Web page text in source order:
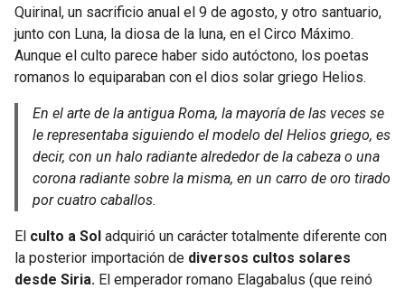
Quirinal, un sacrificio anual el 9 de agosto, y otro santuario,
junto con Luna, la diosa de la luna, en el Circo Máximo.
Aunque el culto parece haber sido autóctono, los poetas
romanos lo equiparaban con el dios solar griego Helios.
En el arte de la antigua Roma, la mayoría de las veces se
le representaba siguiendo el modelo del Helios griego, es
decir, con un halo radiante alrededor de la cabeza o una
corona radiante sobre la misma, en un carro de oro tirado
por cuatro caballos.
El culto a Sol adquirió un carácter totalmente diferente con
la posterior importación de diversos cultos solares
desde Siria. El emperador romano Elagabalus (que reinó